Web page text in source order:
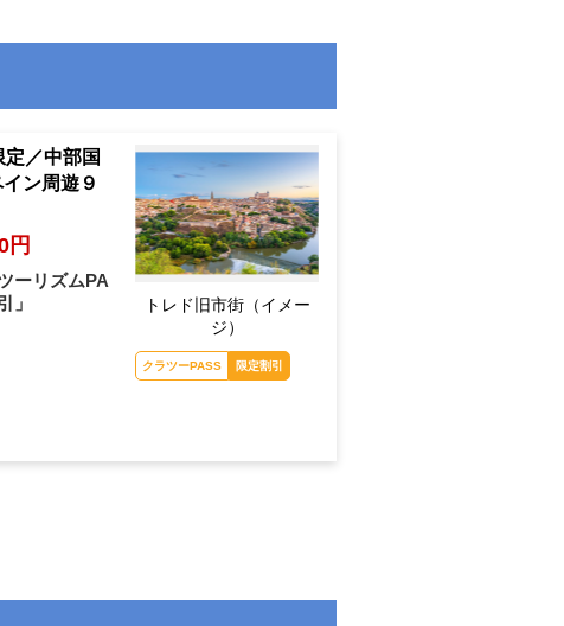
トレド旧市街（イメー
ジ）
クラツーPASS 限定割引
定／中部国
ン周遊９
円
ーリズムPA
」